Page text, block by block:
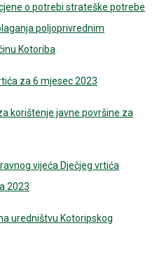
o potrebi strateške potrebe
poljoprivrednim
Kotoriba
za 6 mjesec 2023
korištenje javne površine za
vijeća Dječjeg vrtića
2023
uredništvu Kotoripskog